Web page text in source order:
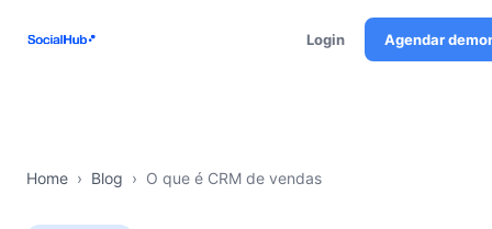
Login Agendar
Home › Blog › O que é CRM de vendas